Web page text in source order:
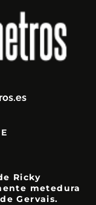
Ricky
metedura
Gervais.